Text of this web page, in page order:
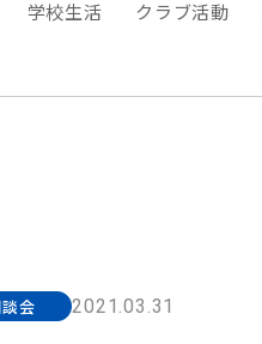
学校生活 クラブ活動
会 2021.03.31